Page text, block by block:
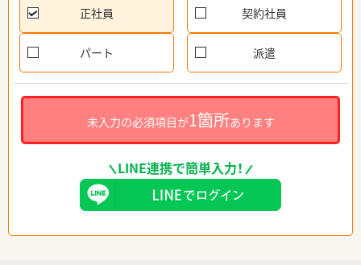
正社員 契約社員
パート 派遣
未入力の必須項目が1箇所あります
LINE連携で簡単入力！